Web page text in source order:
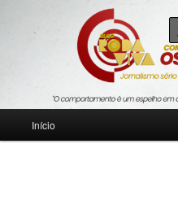
Blog Roda Viva
Jornalismo sério comprometido
Início